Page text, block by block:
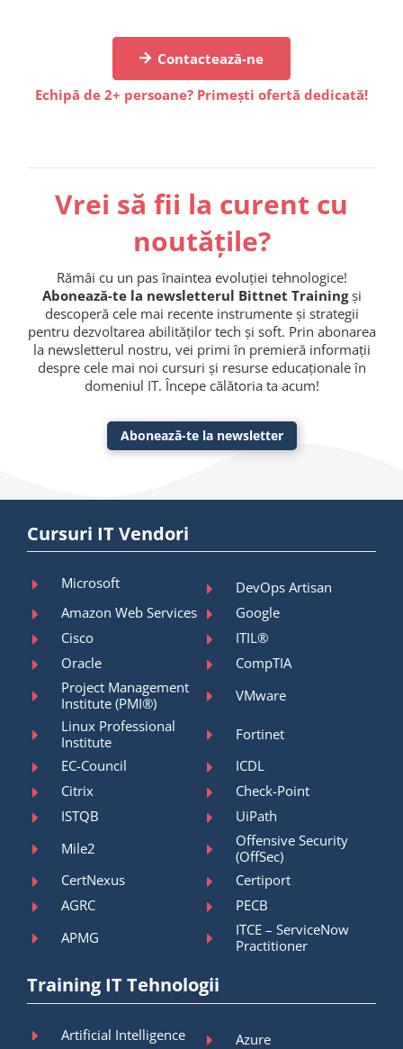
Contactează-ne
Echipă de 2+ persoane? Primești ofertă dedicată!
Vrei să fii la curent cu
noutățile?
Rămâi cu un pas înaintea evoluției tehnologice!
Abonează-te la newsletterul Bittnet Trainingși
descoperă cele mai recente instrumente și strategii
pentru dezvoltarea abilităților tech și soft. Prin abonarea
la newsletterul nostru, vei primi în premieră informații
despre cele mai noi cursuri și resurse educaționale în
domeniul IT. Începe călătoria ta acum!
Abonează-te la newsletter
Cursuri IT Vendori
Microsoft
DevOps Artisan
Amazon Web Services
Google
Cisco
ITIL®
Oracle
CompTIA
Project Management
Institute (PMI®)
VMware
Linux Professional
Institute
Fortinet
EC-Council
ICDL
Citrix
Check-Point
ISTQB
UiPath
Mile2
Offensive Security
(OffSec)
CertNexus
Certiport
AGRC
PECB
APMG
ITCE – ServiceNow
Practitioner
Training IT Tehnologii
Artificial Intelligence
Azure